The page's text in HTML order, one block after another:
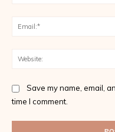
Save my name, email,
time I comment.